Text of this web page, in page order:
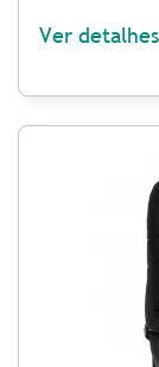
Ver detalhes